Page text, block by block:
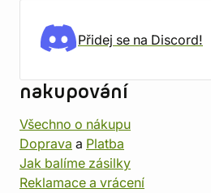
Přidej se na Discord!
nakupování
Všechno o nákupu
Doprava a Platba
Jak balíme zásilky
Reklamace a vrácení